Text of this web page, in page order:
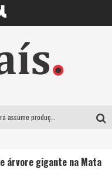
Suzy Brasil traz humor ácido e contos de fadas “nonsense” para Belo Horizonte com o espetáculo “Uma Noite Horripilante”
árvore gigante na Mata